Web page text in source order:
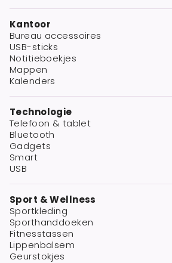
Kantoor
Bureau accessoires
USB-sticks
Notitieboekjes
Mappen
Kalenders
Technologie
Telefoon & tablet
Bluetooth
Gadgets
Smart
USB
Sport & Wellness
Sportkleding
Sporthanddoeken
Fitnesstassen
Lippenbalsem
Geurstokjes